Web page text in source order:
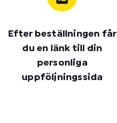
Efter beställningen får
du en länk till din
personliga
uppföljningssida